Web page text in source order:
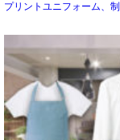
プリントユニフォーム、